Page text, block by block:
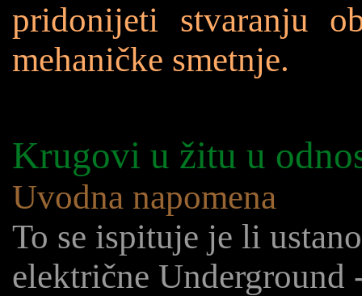
pridonijeti stvaranju
mehaničke smetnje.
Krugovi u žitu u
Uvodna napomena
To se ispituje je li
električne